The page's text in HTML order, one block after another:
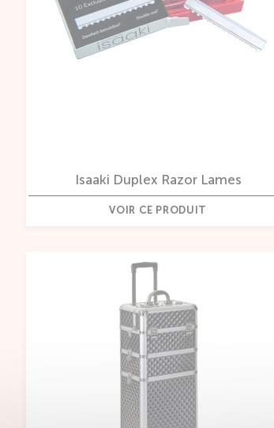
Isaaki Duplex Razor Lames
VOIR CE PRODUIT